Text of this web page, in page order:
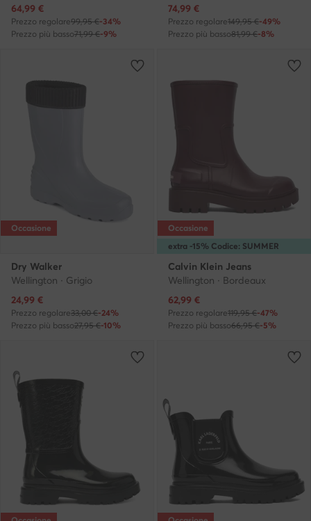
Prezzo attuale
64,99 €
Prezzo regolare99,95 €-34%
Prezzo più basso71,99 €-9%
Prezzo attuale
74,99 €
Prezzo regolare149,95 €-49%
Prezzo più basso81,99 €-8%
Occasione
Dry Walker
Wellington · Grigio
Prezzo attuale
24,99 €
Prezzo regolare33,00 €-24%
Prezzo più basso27,95 €-10%
extra -15% Codice: SUMMER
Occasione
Calvin Klein Jeans
Wellington · Bordeaux
Prezzo attuale
62,99 €
Prezzo regolare119,95 €-47%
Prezzo più basso66,95 €-5%